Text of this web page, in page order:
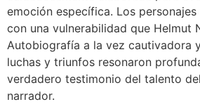
emoción específica. Los
con una vulnerabilidad que Helmut
Autobiografía a la vez cautivadora
luchas y triunfos resonaron
verdadero testimonio del talento
narrador.